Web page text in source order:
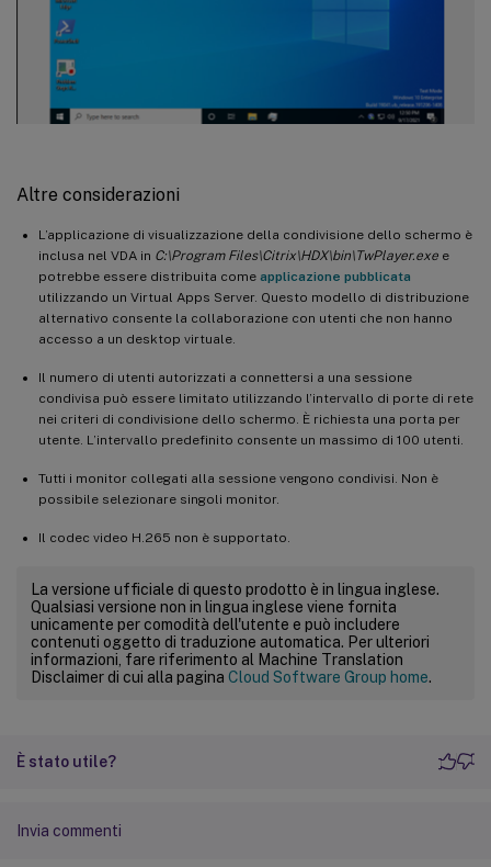
Altre considerazioni
L’applicazione di visualizzazione della condivisione dello schermo è
inclusa nel VDA in C:\Program Files\Citrix\HDX\bin\TwPlayer.exe e
potrebbe essere distribuita come applicazione pubblicata
utilizzando un Virtual Apps Server. Questo modello di distribuzione
alternativo consente la collaborazione con utenti che non hanno
accesso a un desktop virtuale.
Il numero di utenti autorizzati a connettersi a una sessione
condivisa può essere limitato utilizzando l’intervallo di porte di rete
nei criteri di condivisione dello schermo. È richiesta una porta per
utente. L’intervallo predefinito consente un massimo di 100 utenti.
Tutti i monitor collegati alla sessione vengono condivisi. Non è
possibile selezionare singoli monitor.
Il codec video H.265 non è supportato.
La versione ufficiale di questo prodotto è in lingua inglese.
Qualsiasi versione non in lingua inglese viene fornita
unicamente per comodità dell'utente e può includere
contenuti oggetto di traduzione automatica. Per ulteriori
informazioni, fare riferimento al Machine Translation
Disclaimer di cui alla pagina Cloud Software Group home.
È stato utile?
Invia commenti